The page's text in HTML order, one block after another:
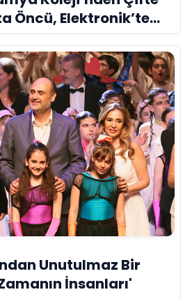
Öncü, Elektronik’te
Unutulmaz Bir
İnsanları'